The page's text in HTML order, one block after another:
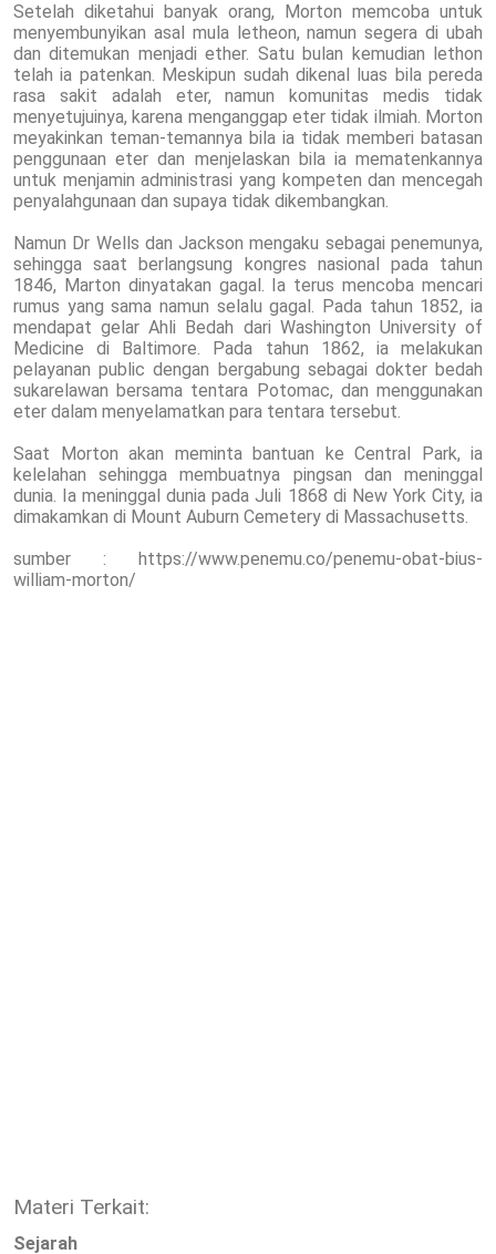
Setelah diketahui banyak orang, Morton memcoba untuk
menyembunyikan asal mula letheon, namun segera di ubah
dan ditemukan menjadi ether. Satu bulan kemudian lethon
telah ia patenkan. Meskipun sudah dikenal luas bila pereda
rasa sakit adalah eter, namun komunitas medis tidak
menyetujuinya, karena menganggap eter tidak ilmiah. Morton
meyakinkan teman-temannya bila ia tidak memberi batasan
penggunaan eter dan menjelaskan bila ia mematenkannya
untuk menjamin administrasi yang kompeten dan mencegah
penyalahgunaan dan supaya tidak dikembangkan.
Namun Dr Wells dan Jackson mengaku sebagai penemunya,
sehingga saat berlangsung kongres nasional pada tahun
1846, Marton dinyatakan gagal. Ia terus mencoba mencari
rumus yang sama namun selalu gagal. Pada tahun 1852, ia
mendapat gelar Ahli Bedah dari Washington University of
Medicine di Baltimore. Pada tahun 1862, ia melakukan
pelayanan public dengan bergabung sebagai dokter bedah
sukarelawan bersama tentara Potomac, dan menggunakan
eter dalam menyelamatkan para tentara tersebut.
Saat Morton akan meminta bantuan ke Central Park, ia
kelelahan sehingga membuatnya pingsan dan meninggal
dunia. Ia meninggal dunia pada Juli 1868 di New York City, ia
dimakamkan di Mount Auburn Cemetery di Massachusetts.
sumber : https://www.penemu.co/penemu-obat-bius-
william-morton/
Materi Terkait:
Sejarah